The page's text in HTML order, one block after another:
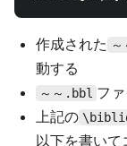
作成された
動する
～～.bbl フ
上記の
以下を書いて